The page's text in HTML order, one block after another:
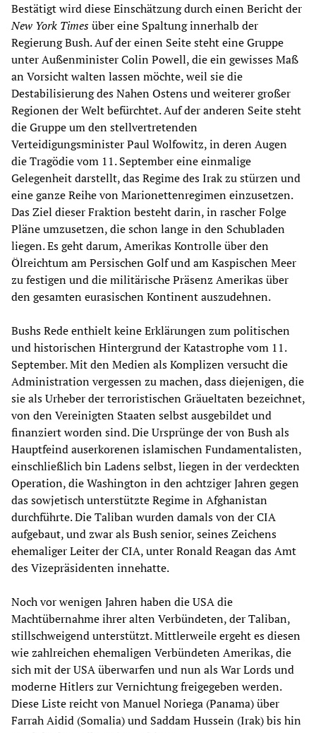
Bestätigt wird diese Einschätzung durch einen Bericht der
New York Timesüber eine Spaltung innerhalb der
Regierung Bush. Auf der einen Seite steht eine Gruppe
unter Außenminister Colin Powell, die ein gewisses Maß
an Vorsicht walten lassen möchte, weil sie die
Destabilisierung des Nahen Ostens und weiterer großer
Regionen der Welt befürchtet. Auf der anderen Seite steht
die Gruppe um den stellvertretenden
Verteidigungsminister Paul Wolfowitz, in deren Augen
die Tragödie vom 11. September eine einmalige
Gelegenheit darstellt, das Regime des Irak zu stürzen und
eine ganze Reihe von Marionettenregimen einzusetzen.
Das Ziel dieser Fraktion besteht darin, in rascher Folge
Pläne umzusetzen, die schon lange in den Schubladen
liegen. Es geht darum, Amerikas Kontrolle über den
Ölreichtum am Persischen Golf und am Kaspischen Meer
zu festigen und die militärische Präsenz Amerikas über
den gesamten eurasischen Kontinent auszudehnen.
Bushs Rede enthielt keine Erklärungen zum politischen
und historischen Hintergrund der Katastrophe vom 11.
September. Mit den Medien als Komplizen versucht die
Administration vergessen zu machen, dass diejenigen, die
sie als Urheber der terroristischen Gräueltaten bezeichnet,
von den Vereinigten Staaten selbst ausgebildet und
finanziert worden sind. Die Ursprünge der von Bush als
Hauptfeind auserkorenen islamischen Fundamentalisten,
einschließlich bin Ladens selbst, liegen in der verdeckten
Operation, die Washington in den achtziger Jahren gegen
das sowjetisch unterstützte Regime in Afghanistan
durchführte. Die Taliban wurden damals von der CIA
aufgebaut, und zwar als Bush senior, seines Zeichens
ehemaliger Leiter der CIA, unter Ronald Reagan das Amt
des Vizepräsidenten innehatte.
Noch vor wenigen Jahren haben die USA die
Machtübernahme ihrer alten Verbündeten, der Taliban,
stillschweigend unterstützt. Mittlerweile ergeht es diesen
wie zahlreichen ehemaligen Verbündeten Amerikas, die
sich mit der USA überwarfen und nun als War Lords und
moderne Hitlers zur Vernichtung freigegeben werden.
Diese Liste reicht von Manuel Noriega (Panama) über
Farrah Aidid (Somalia) und Saddam Hussein (Irak) bis hin